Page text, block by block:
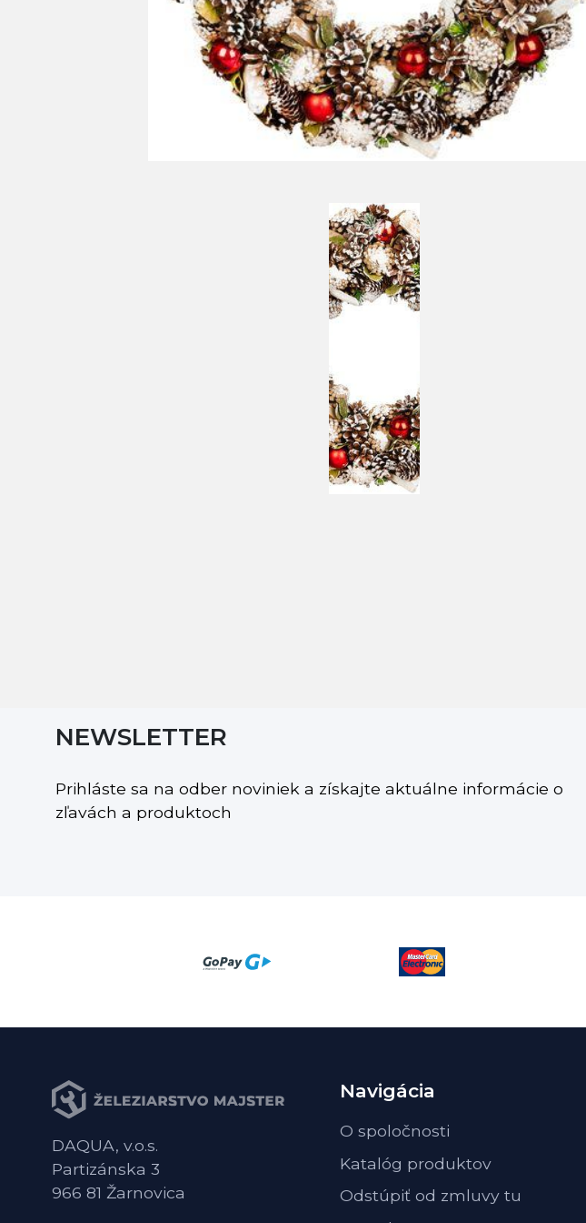
NEWSLETTER
Prihláste sa na odber noviniek a získajte aktuálne informácie o
zľavách a produktoch
DAQUA, v.o.s.
Partizánska 3
966 81 Žarnovica
Navigácia
O spoločnosti
Katalóg produktov
Odstúpiť od zmluvy tu